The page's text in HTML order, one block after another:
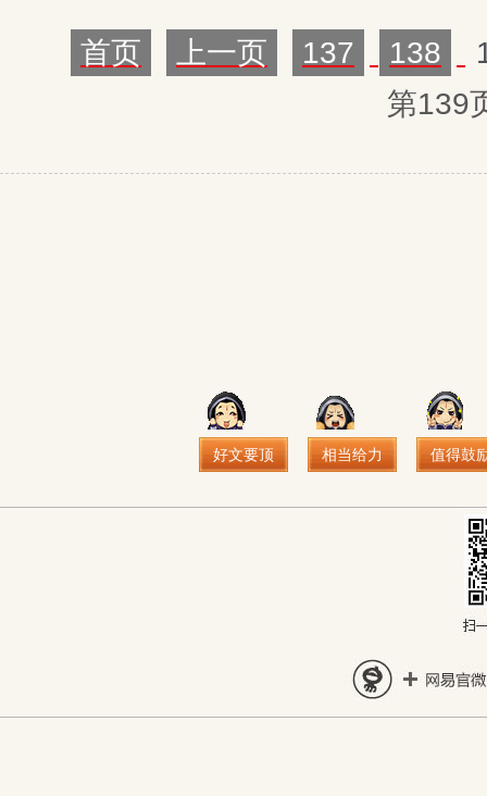
首页 上一页 137 138
第139
好文要顶 相当给力 值得鼓